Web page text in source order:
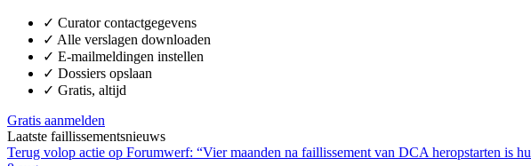
✓ Curator contactgegevens
✓ Alle verslagen downloaden
✓ E-mailmeldingen instellen
✓ Dossiers opslaan
✓ Gratis, altijd
Gratis aanmelden
Laatste faillissementsnieuws
Terug volop actie op Forumwerf: “Vier maanden na faillissement van DCA heropstarten is